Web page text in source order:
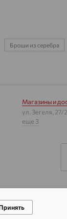
Броши из серебра
Магазины и
ул. Зегеля, 27/2
еще 3